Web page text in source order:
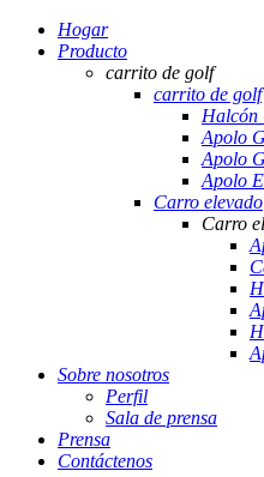
Hogar
Producto
carrito de golf
carrito de golf
Apolo
Apolo
Apolo
Carro elevado
Carro
Sobre nosotros
Perfil
Sala de prensa
Prensa
Contáctenos